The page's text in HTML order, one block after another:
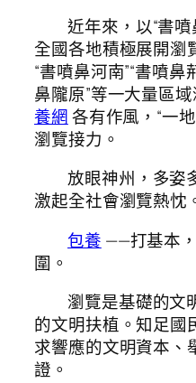
近年來，以“書
全國各地積極展開瀏
“書噴鼻河南”“書噴鼻
鼻隴原”等一大量區
養網各有作風，“一
瀏覽接力。
放眼神州，多姿
激起全社會瀏覽熱忱
包養 ——打基本
圍。
瀏覽是基礎的文
的文明扶植。知足國
求響應的文明資本、
證。